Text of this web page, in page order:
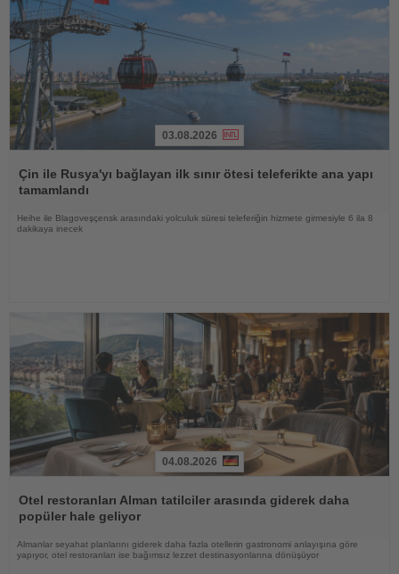
Oku
03.08.2026
Çin ile Rusya'yı bağlayan ilk sınır ötesi teleferikte ana yapı
tamamlandı
Heihe ile Blagoveşçensk arasındaki yolculuk süresi teleferiğin hizmete girmesiyle 6 ila 8
dakikaya inecek
Oku
04.08.2026
Otel restoranları Alman tatilciler arasında giderek daha
popüler hale geliyor
Almanlar seyahat planlarını giderek daha fazla otellerin gastronomi anlayışına göre
yapıyor, otel restoranları ise bağımsız lezzet destinasyonlarına dönüşüyor